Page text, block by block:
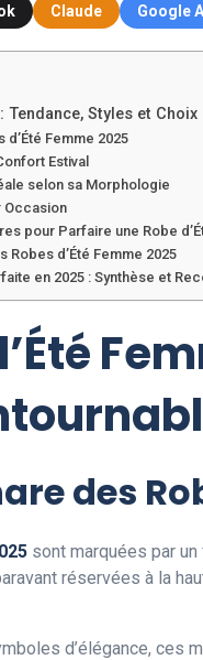
Claude Google AI
Tendance, Styles et
Femme 2025
Estival
selon sa Morphologie
Occasion
pour Parfaire une Robe
Robes d’Été Femme 2025
en 2025 : Synthèse et
des
sont marquées par
réservées à la
d’élégance, ces